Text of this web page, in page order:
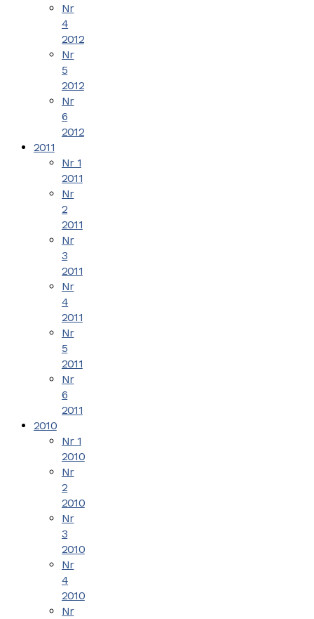
Nr
4
2012
Nr
5
2012
Nr
6
2012
2011
Nr 1
2011
Nr
2
2011
Nr
3
2011
Nr
4
2011
Nr
5
2011
Nr
6
2011
2010
Nr 1
2010
Nr
2
2010
Nr
3
2010
Nr
4
2010
Nr